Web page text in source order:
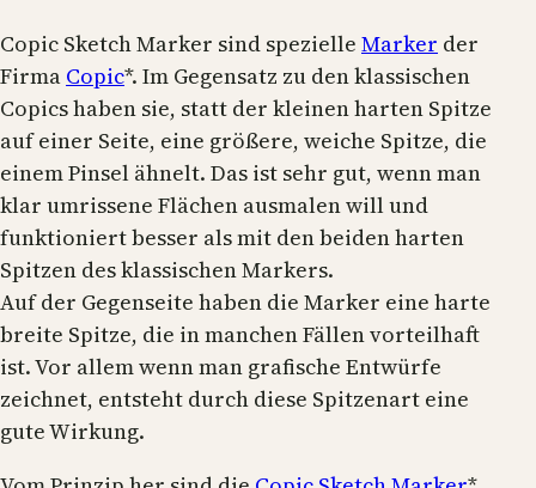
Copic Sketch Marker sind spezielle Marker der
Firma Copic*. Im Gegensatz zu den klassischen
Copics haben sie, statt der kleinen harten Spitze
auf einer Seite, eine größere, weiche Spitze, die
einem Pinsel ähnelt. Das ist sehr gut, wenn man
klar umrissene Flächen ausmalen will und
funktioniert besser als mit den beiden harten
Spitzen des klassischen Markers.
Auf der Gegenseite haben die Marker eine harte
breite Spitze, die in manchen Fällen vorteilhaft
ist. Vor allem wenn man grafische Entwürfe
zeichnet, entsteht durch diese Spitzenart eine
gute Wirkung.